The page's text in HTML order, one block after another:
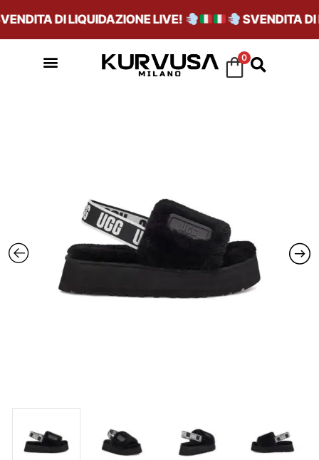
DI LIQUIDAZIONE LIVE! SVENDITA DI
0